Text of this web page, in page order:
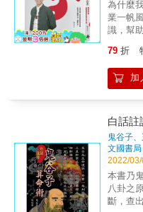
水實例進行反復
經驗， 增釋風水聖經《玉函枕秘》並加附圖與
為什麼
業一帆風順？ 透過本書
識，幫助
玉、水
用嗎？ ◆『手相』解答時間，手掌線好多怎麼
看? ◆不怕看對眼，只怕看走眼，為什麼我總
『痣」，
去『拜
&hellip;&hellip; & 所有
境，想要
運用現
輕鬆運
79 折
加
白話註
鬼谷子
文國書局
2022/
本書乃
八卦之
斷，查